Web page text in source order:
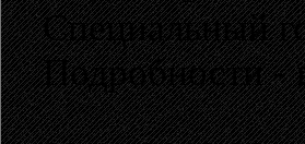
Cпециальный
Подробности -